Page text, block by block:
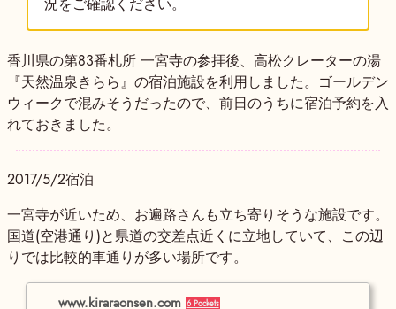
香川県の第83番札所 一宮寺の参拝後、高松クレーターの湯
『天然温泉きらら』の宿泊施設を利用しました。ゴールデン
ウィークで混みそうだったので、前日のうちに宿泊予約を入
れておきました。
2017/5/2宿泊
一宮寺が近いため、お遍路さんも立ち寄りそうな施設です。
国道(空港通り)と県道の交差点近くに立地していて、この辺
りでは比較的車通りが多い場所です。
www.kiraraonsen.com 6 Pockets